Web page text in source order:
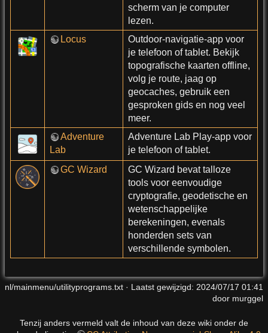
scherm van je computer
lezen.
Locus
Outdoor-navigatie-app voor
je telefoon of tablet. Bekijk
topografische kaarten offline,
volg je route, jaag op
geocaches, gebruik een
gesproken gids en nog veel
meer.
Adventure
Lab
Adventure Lab Play-app voor
je telefoon of tablet.
GC Wizard
GC Wizard bevat talloze
tools voor eenvoudige
cryptografie, geodetische en
wetenschappelijke
berekeningen, evenals
honderden sets van
verschillende symbolen.
nl/mainmenu/utilityprograms.txt · Laatst gewijzigd: 2024/07/17 01:41
door murggel
Tenzij anders vermeld valt de inhoud van deze wiki onder de